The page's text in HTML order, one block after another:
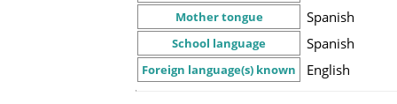
Mother tongue Spanish
School language Spanish
Foreign language(s) known English